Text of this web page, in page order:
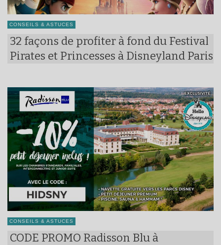
CONSEILS & ASTUCES
32 façons de profiter à fond du Festival
Pirates et Princesses à Disneyland Paris
CONSEILS & ASTUCES
CODE PROMO Radisson Blu à